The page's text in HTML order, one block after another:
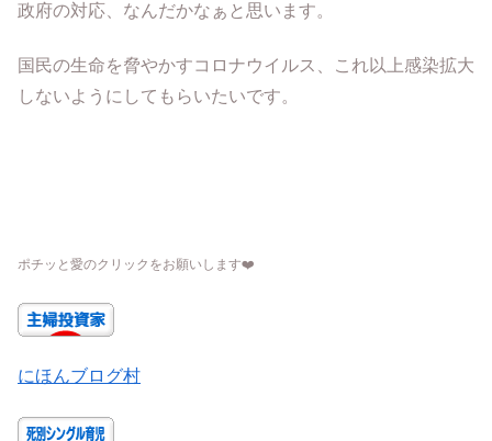
政府の対応、なんだかなぁと思います。
国民の生命を脅やかすコロナウイルス、これ以上感染拡大
しないようにしてもらいたいです。
ポチッと愛のクリックをお願いします❤️
にほんブログ村